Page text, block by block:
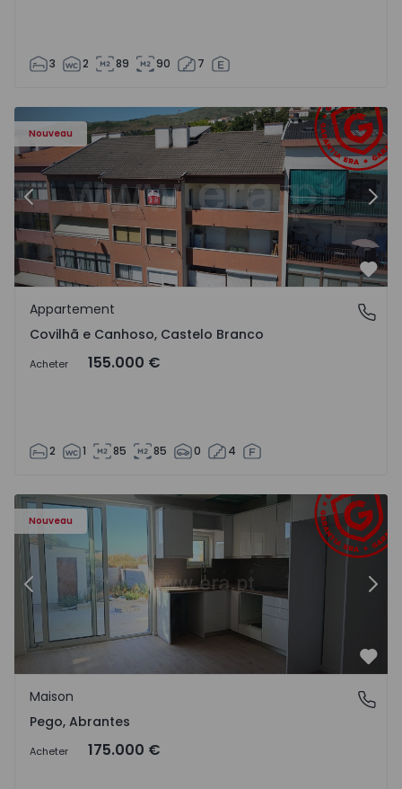
3 2 89 90 7
Nouveau
- 18
Appartement T2 Covilhã, Covilhã e Canhoso - 1497806 -
Précédent
Covilhã e Canhoso, Castelo Branco
Appartement
Covilhã e Canhoso, Castelo Branco
Acheter 155.000 €
2 1 85 85 0 4
Nouveau
Maison T2 Abrantes, Pego - 1575171 - 9
Précédent
Pego, Abrantes
Maison
Pego, Abrantes
Acheter 175.000 €